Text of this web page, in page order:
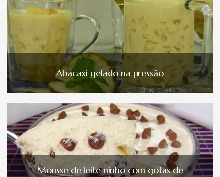
Abacaxi gelado na pressão
Mousse de leite ninho com gotas de